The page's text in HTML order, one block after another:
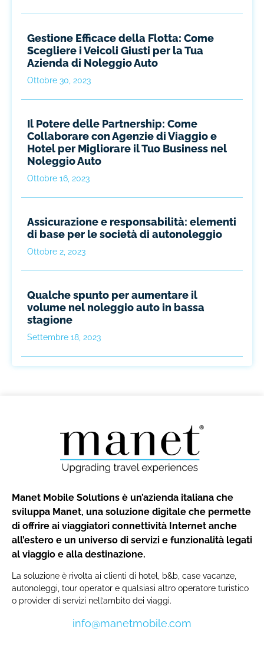
Gestione Efficace della Flotta: Come
Scegliere i Veicoli Giusti per la Tua
Azienda di Noleggio Auto
Ottobre 30, 2023
Il Potere delle Partnership: Come
Collaborare con Agenzie di Viaggio e
Hotel per Migliorare il Tuo Business nel
Noleggio Auto
Ottobre 16, 2023
Assicurazione e responsabilità: elementi
di base per le società di autonoleggio
Ottobre 2, 2023
Qualche spunto per aumentare il
volume nel noleggio auto in bassa
stagione
Settembre 18, 2023
Manet Mobile Solutions è un’azienda italiana che
sviluppa Manet, una soluzione digitale che permette
di offrire ai viaggiatori connettività Internet anche
all’estero e un universo di servizi e funzionalità legati
al viaggio e alla destinazione.
La soluzione è rivolta ai clienti di hotel, b&b, case vacanze,
autonoleggi, tour operator e qualsiasi altro operatore turistico
o provider di servizi nell’ambito dei viaggi.
info@manetmobile.com